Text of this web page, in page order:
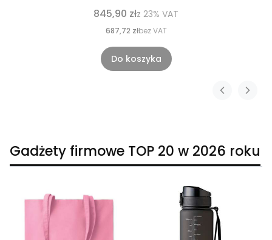
845,90 złz 23% VAT
687,72 złbez VAT
Do koszyka
Gadżety firmowe TOP 20 w 2026 roku